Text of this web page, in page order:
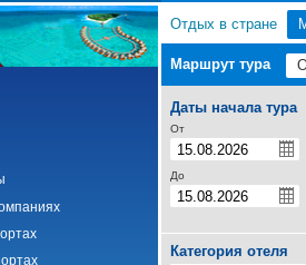
Отдых в стране
Маршрут тура
Даты начала тура
От
До
Категория отеля